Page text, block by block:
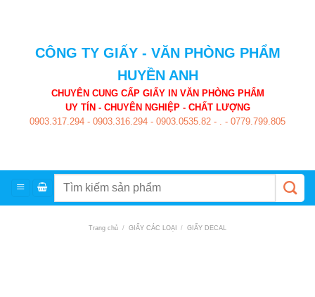
CÔNG TY GIẤY - VĂN PHÒNG PHẨM
HUYỀN ANH
CHUYÊN CUNG CẤP GIẤY IN VĂN PHÒNG PHẨM
UY TÍN - CHUYÊN NGHIỆP - CHẤT LƯỢNG
0903.317.294 - 0903.316.294 - 0903.0535.82 - . - 0779.799.805
Trang chủ / GIẤY CÁC LOẠI / GIẤY DECAL